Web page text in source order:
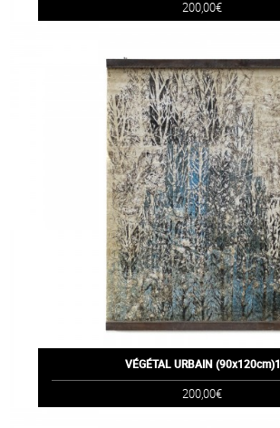
200,00€
VÉGÉTAL URBAIN (90x120cm)1
200,00€